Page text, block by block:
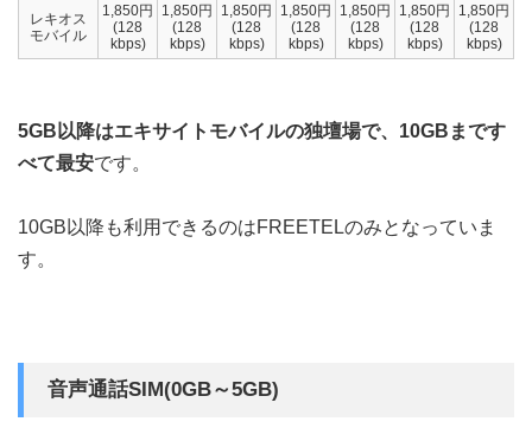
レキオス
モバイル
1,850円
(128
kbps)
1,850円
(128
kbps)
1,850円
(128
kbps)
1,850円
(128
kbps)
1,850円
(128
kbps)
1,850円
(128
kbps)
1,850円
(128
kbps)
5GB以降はエキサイトモバイルの独壇場で、10GBまです
べて最安です。
10GB以降も利用できるのはFREETELのみとなっていま
す。
音声通話SIM(0GB～5GB)